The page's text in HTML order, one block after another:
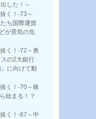
した！～
く！-73～
ち国際通貨
が景気の先
く！-72～奥
の2大銀行
に向けて動
く！-70～株
始まる！？
く！-67～中